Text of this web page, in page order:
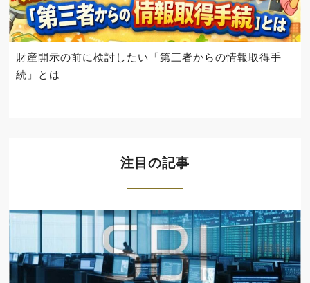
財産開示の前に検討したい「第三者からの情報取得手
続」とは
注目の記事